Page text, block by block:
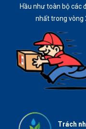
Hầu như toàn bộ các
nhất trong vòng
Trách